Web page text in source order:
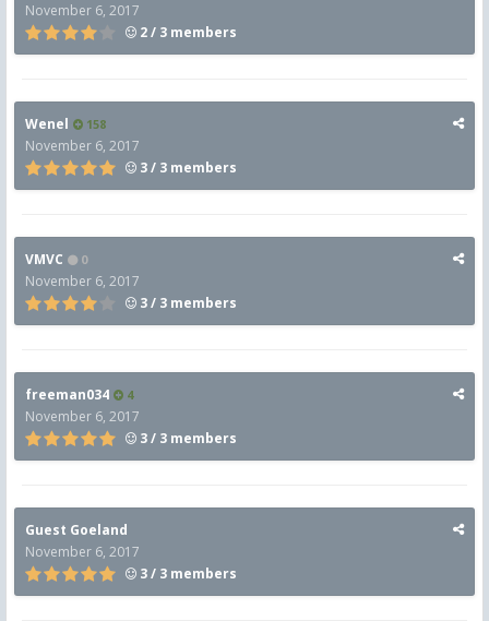
November 6, 2017
2 / 3 members
Wenel 158
November 6, 2017
3 / 3 members
VMVC 0
November 6, 2017
3 / 3 members
freeman034 4
November 6, 2017
3 / 3 members
Guest Goeland
November 6, 2017
3 / 3 members